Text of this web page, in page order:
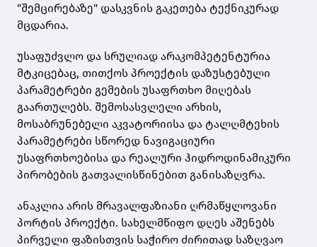
"შემცირებაზე" დასკვნის გაკეთება ტექნიკურად
მცდარია.
უსაფუძვლო და სრულიად არაკომპეტენტურია
მტკიცებაც, თითქოს პროექტის დაზუსტებული
პარამეტრები გემების უსაფრთხო მიღებას
გაართულებს. შემოსასვლელი არხის,
მოსაბრუნებელი აკვატორიისა და ტალღმტეხის
პარამეტრები სწორედ ნავიგაციური
უსაფრთხოებისა და რეალური ჰიდროდინამიკური
პირობების გათვალისწინებით განისაზღვრა.
ანაკლია არის მრავალფაზიანი ღრმაწყლოვანი
პორტის პროექტი. სახელმწიფო დღეს აშენებს
პირველი ფაზისთვის საჭირო ძირითად საზღვაო